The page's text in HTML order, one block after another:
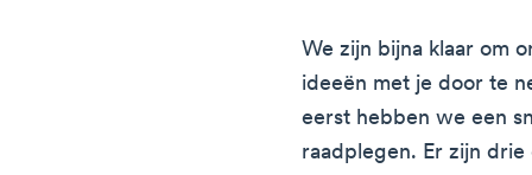
We zijn bijna klaar om
ideeën met je door te
eerst hebben we een
raadplegen. Er zijn